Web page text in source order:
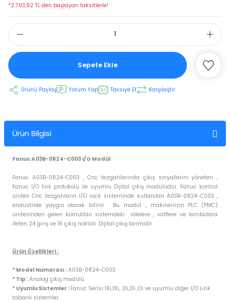
Yuvası
Kablo
Motor
Kablo
Kablo
Membranı
*2.763,92 TL den başlayan taksitlerle!
Sepete Ekle
Ürünü Paylaş Yorum Yap Tavsiye Et Karşılaştır
Ürün Bilgisi
Fanuc A03B-0824-C003 I/O Modül
Fanuc A03B-0824-C003 , Cnc tezgahlarında çıkış sinyallerini yöneten ,
Fanuc I/O link protokolü ile uyumlu Dijital çıkış modülüdür. Fanuc kontrol
üniteli Cnc tezgahların I/O rack sisteminde kullanılan A03B-0824-C003 ,
endüstride yaygın olarak bilinir . Bu modül , makinenizin PLC (PMC)
ünitesinden gelen komutları sistemdeki rölelere , valflere ve lambalara
ileten 24 giriş ve 16 çıkış noktalı .Dijital çıkış birimidir.
Ürün Özellikleri :
* Model Numarası :A03B-0824-C003
* Tip :Analog çıkış modülü
* Uyumlu Sistemler : Fanuc Serisi 16i,18i, 21i,31i ,Oi ve uyumlu diğer I/O Link
tabanlı sistemler.